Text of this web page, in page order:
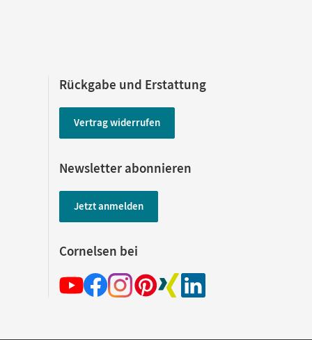
Rückgabe und Erstattung
Vertrag widerrufen
Newsletter abonnieren
Jetzt anmelden
Cornelsen bei